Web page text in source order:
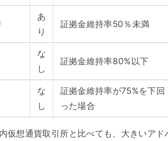
あ
り
証拠金維持率50％未満
な
し
証拠金維持率80%以下
な
し
証拠金維持率が75%を下回
った場合
仮想通貨取引所と比べても、大きいア